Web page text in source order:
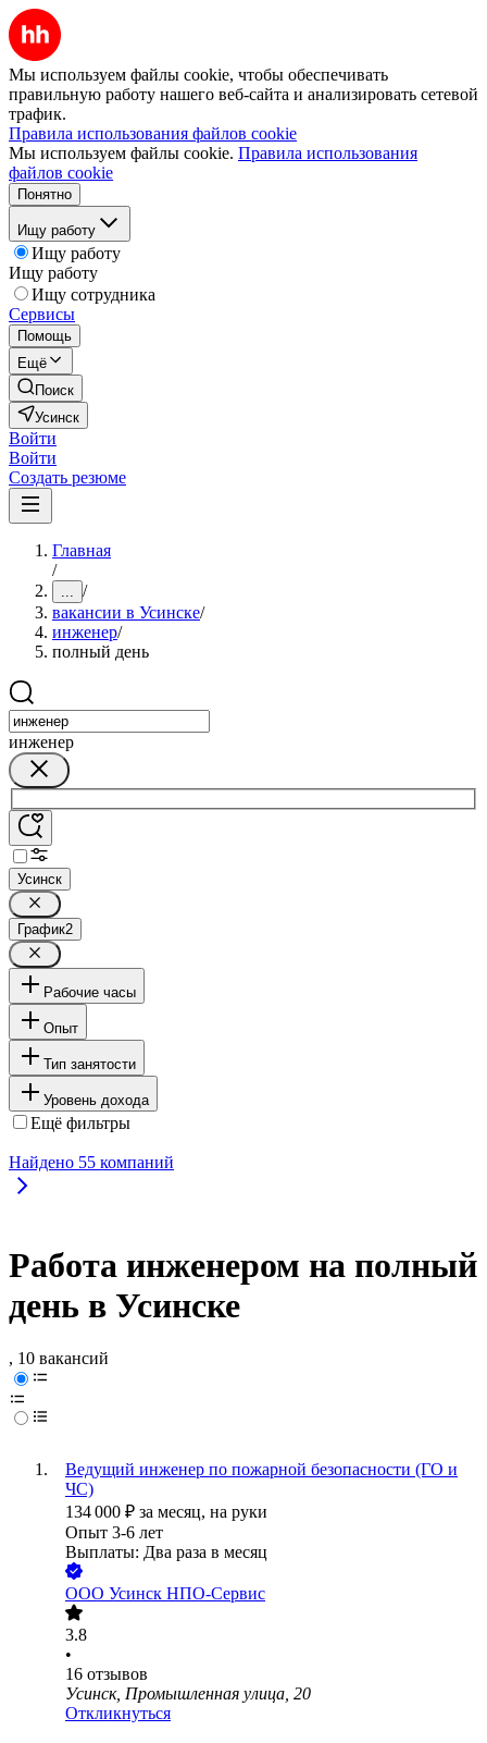
Мы используем файлы cookie, чтобы обеспечивать
правильную работу нашего веб-сайта и анализировать сетевой
трафик.
Правила использования файлов cookie
Мы используем файлы cookie. Правила использования
файлов cookie
Понятно
Ищу работу
Ищу работу
Ищу работу
Ищу сотрудника
Сервисы
Помощь
Ещё
Поиск
Усинск
Войти
Войти
Создать резюме
Главная
/
... /
вакансии в Усинске/
инженер/
полный день
инженер
Усинск
График2
Рабочие часы
Опыт
Тип занятости
Уровень дохода
Ещё фильтры
Найдено 55 компаний
Работа инженером на полный
день в Усинске
, 10 вакансий
Ведущий инженер по пожарной безопасности (ГО и
ЧС)
134 000 ₽ за месяц, на руки
Опыт 3-6 лет
Выплаты: Два раза в месяц
ООО Усинск НПО-Сервис
3.8
•
16 отзывов
Усинск, Промышленная улица, 20
Откликнуться